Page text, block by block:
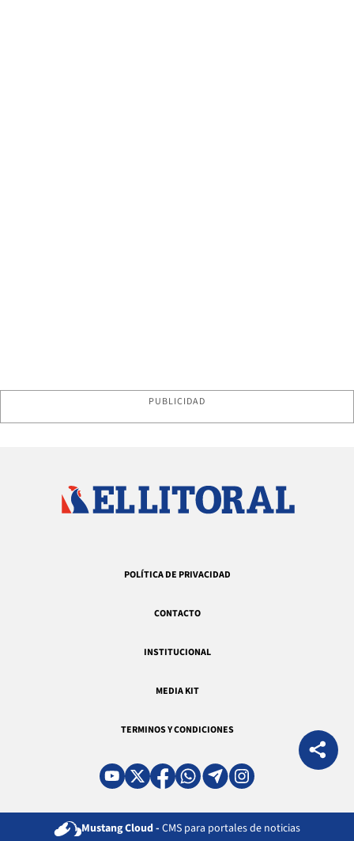
PUBLICIDAD
POLÍTICA DE PRIVACIDAD
CONTACTO
INSTITUCIONAL
MEDIA KIT
TERMINOS Y CONDICIONES
Mustang Cloud - CMS para portales de noticias